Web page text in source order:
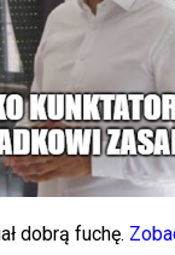
dobrą fuchę.